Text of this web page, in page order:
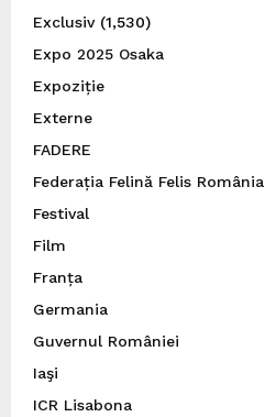
Exclusiv(1,530)
Expo 2025 Osaka
Expoziție
Externe
FADERE
Federația Felină Felis România
Festival
Film
Franța
Germania
Guvernul României
Iaşi
ICR Lisabona